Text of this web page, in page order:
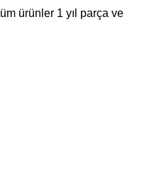
ürünler 1 yıl parça ve